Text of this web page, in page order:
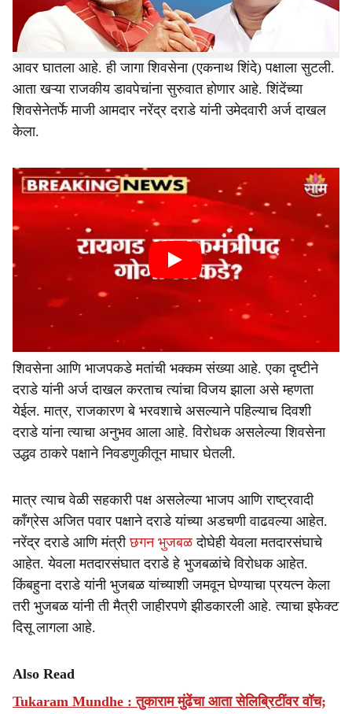
भाजपने नाशिकच्याजागेवर पाणी सोडून आपल्या राजकीय आकांक्षांना
आवर घातला आहे. ही जागा शिवसेना (एकनाथ शिंदे) पक्षाला सुटली.
आता खऱ्या राजकीय डावपेचांना सुरुवात होणार आहे. शिंदेंच्या
शिवसेनेतर्फे माजी आमदार नरेंद्र दराडे यांनी उमेदवारी अर्ज दाखल
केला.
शिवसेना आणि भाजपकडे मतांची भक्कम संख्या आहे. एका दृष्टीने
दराडे यांनी अर्ज दाखल करताच त्यांचा विजय झाला असे म्हणता
येईल. मात्र, राजकारण बे भरवशाचे असल्याने पहिल्याच दिवशी
दराडे यांना त्याचा अनुभव आला आहे. विरोधक असलेल्या शिवसेना
उद्धव ठाकरे पक्षाने निवडणुकीतून माघार घेतली.
मात्र त्याच वेळी सहकारी पक्ष असलेल्या भाजप आणि राष्ट्रवादी
काँग्रेस अजित पवार पक्षाने दराडे यांच्या अडचणी वाढवल्या आहेत.
नरेंद्र दराडे आणि मंत्रीछगन भुजबळदोघेही येवला मतदारसंघाचे
आहेत. येवला मतदारसंघात दराडे हे भुजबळांचे विरोधक आहेत.
किंबहुना दराडे यांनी भुजबळ यांच्याशी जमवून घेण्याचा प्रयत्न केला
तरी भुजबळ यांनी ती मैत्री जाहीरपणे झीडकारली आहे. त्याचा इफेक्ट
दिसू लागला आहे.
Also Read
Tukaram Mundhe : तुकाराम मुंढेंचा आता सेलिब्रिटींवर वॉच;